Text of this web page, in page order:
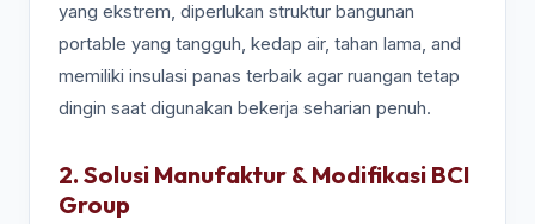
yang ekstrem, diperlukan struktur bangunan
portable yang tangguh, kedap air, tahan lama, and
memiliki insulasi panas terbaik agar ruangan tetap
dingin saat digunakan bekerja seharian penuh.
2. Solusi Manufaktur & Modifikasi BCI
Group